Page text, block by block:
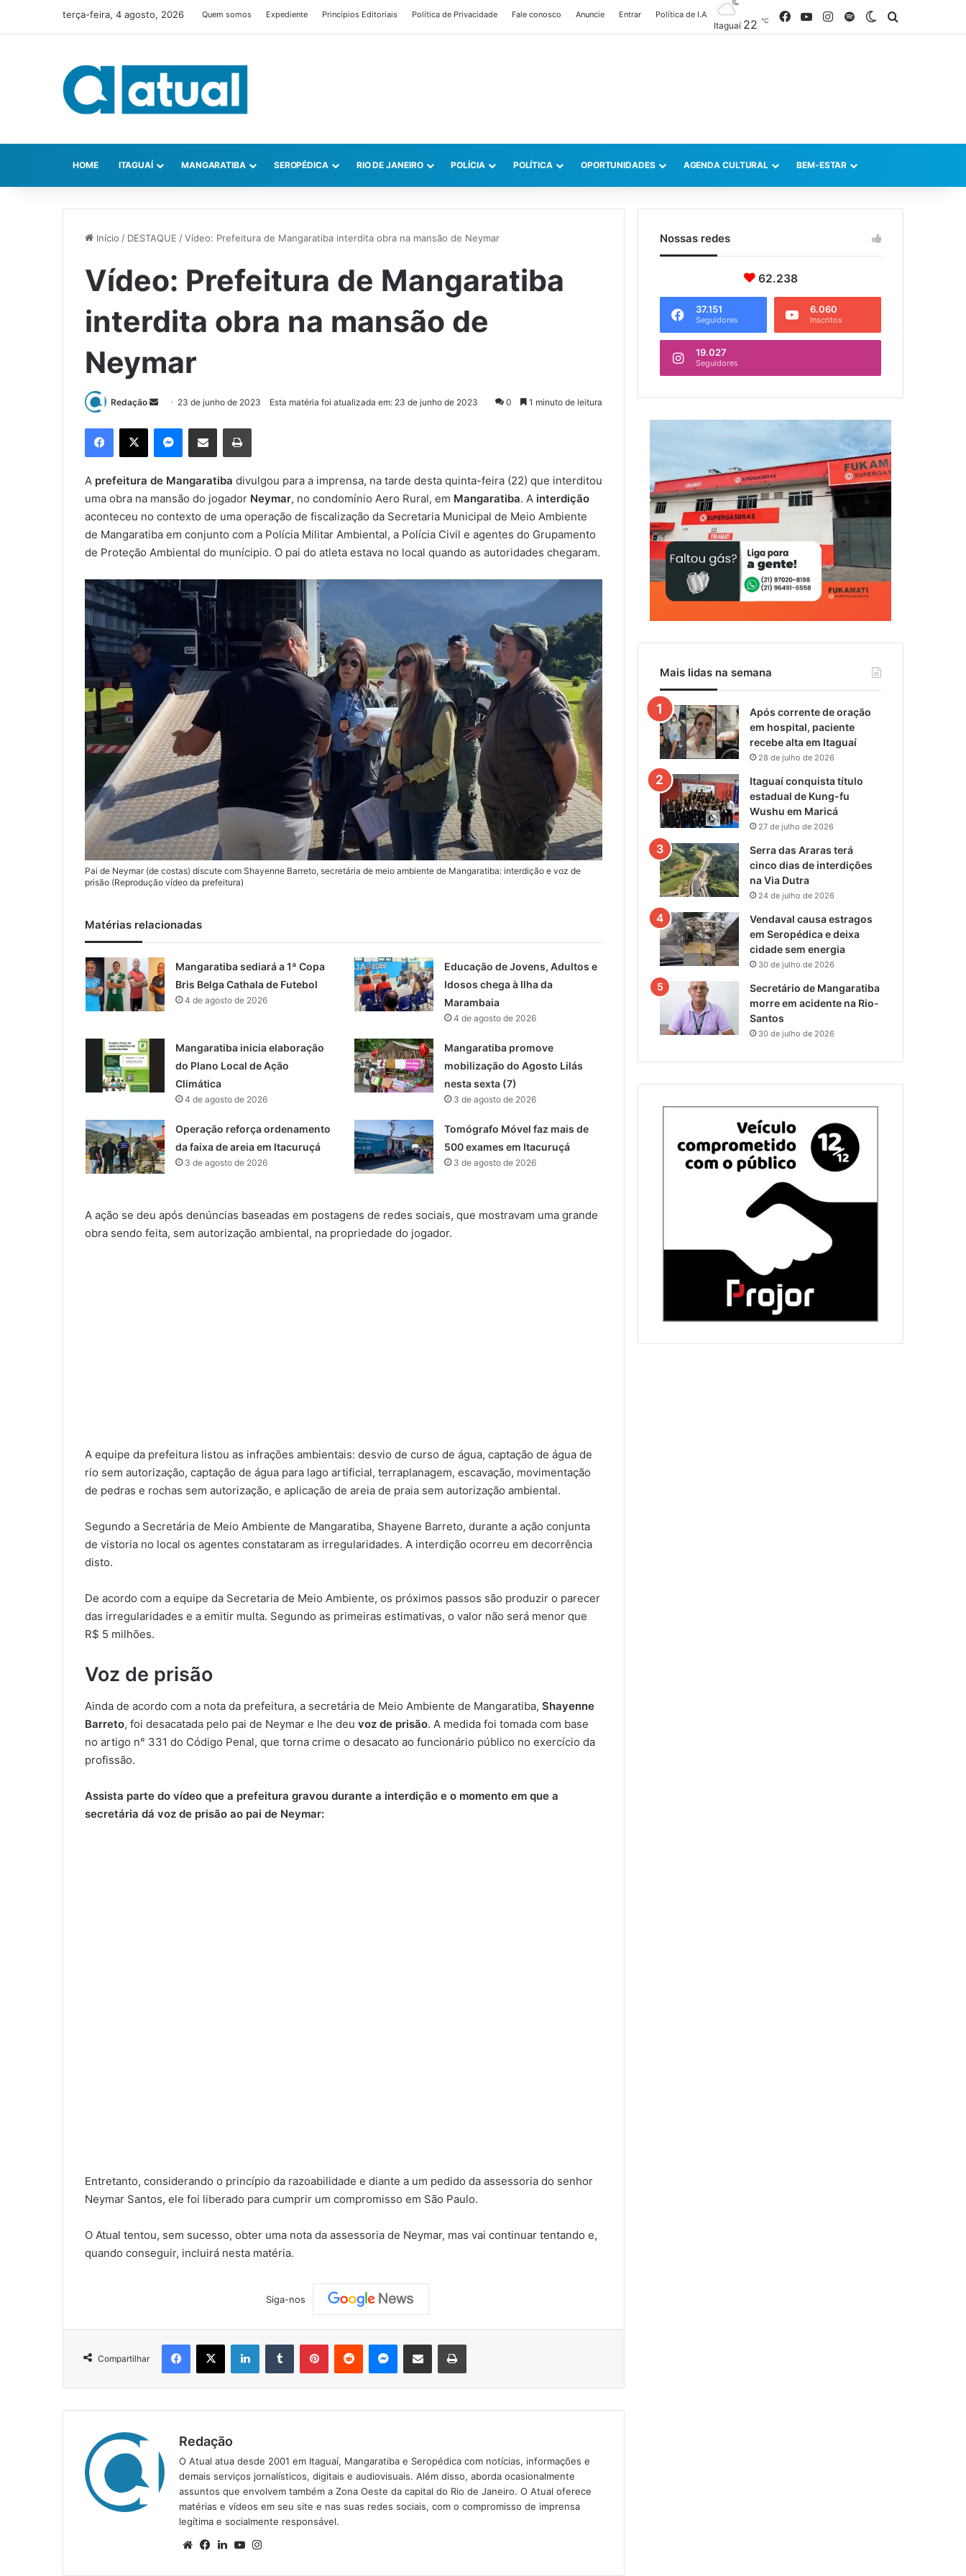
terça-feira, 4 agosto, 2026 Quem somos Expediente Princípios Editoriais Política de Privacidade Fale conosco Anuncie Entrar Política de I.A
Itaguaí 22 ℃ FacebookYouTubeInstagram
SpotifySwitch skin
HOME ITAGUAÍ MANGARATIBA SEROPÉDICA RIO DE JANEIRO POLÍCIA POLÍTICA OPORTUNIDADES AGENDA CULTURAL BEM-ESTAR
Início / DESTAQUE /Vídeo: Prefeitura de Mangaratiba interdita obra na mansão de Neymar
Vídeo: Prefeitura de Mangaratiba
interdita obra na mansão de
Neymar
Redação
u
m
e
-
m
23 de junho de 2023 Esta matéria foi atualizada em: 23 de junho de 2023 0 1 minuto de leitura
A prefeitura de Mangaratiba divulgou para a imprensa, na tarde desta quinta-feira (22) que interditou
uma obra na mansão do jogador Neymar, no condomínio Aero Rural, em Mangaratiba. A interdição
aconteceu no contexto de uma operação de fiscalização da Secretaria Municipal de Meio Ambiente
de Mangaratiba em conjunto com a Polícia Militar Ambiental, a Polícia Civil e agentes do Grupamento
de Proteção Ambiental do munícipio. O pai do atleta estava no local quando as autoridades chegaram.
Pai de Neymar (de costas) discute com Shayenne Barreto, secretária de meio ambiente de Mangaratiba: interdição e voz de
prisão (Reprodução vídeo da prefeitura)
Matérias relacionadas
Mangaratiba sediará a 1ª Copa
Bris Belga Cathala de Futebol
4 de agosto de 2026
Educação de Jovens, Adultos e
Idosos chega à Ilha da
Marambaia
4 de agosto de 2026
Mangaratiba inicia elaboração
do Plano Local de Ação
Climática
4 de agosto de 2026
Mangaratiba promove
mobilização do Agosto Lilás
nesta sexta (7)
3 de agosto de 2026
Operação reforça ordenamento
da faixa de areia em Itacuruçá
3 de agosto de 2026
Tomógrafo Móvel faz mais de
500 exames em Itacuruçá
3 de agosto de 2026
A ação se deu após denúncias baseadas em postagens de redes sociais, que mostravam uma grande
obra sendo feita, sem autorização ambiental, na propriedade do jogador.
A equipe da prefeitura listou as infrações ambientais: desvio de curso de água, captação de água de
rio sem autorização, captação de água para lago artificial, terraplanagem, escavação, movimentação
de pedras e rochas sem autorização, e aplicação de areia de praia sem autorização ambiental.
Segundo a Secretária de Meio Ambiente de Mangaratiba, Shayene Barreto, durante a ação conjunta
de vistoria no local os agentes constataram as irregularidades. A interdição ocorreu em decorrência
disto.
De acordo com a equipe da Secretaria de Meio Ambiente, os próximos passos são produzir o parecer
das irregularidades e a emitir multa. Segundo as primeiras estimativas, o valor não será menor que
R$ 5 milhões.
Voz de prisão
Ainda de acordo com a nota da prefeitura, a secretária de Meio Ambiente de Mangaratiba, Shayenne
Barreto, foi desacatada pelo pai de Neymar e lhe deu voz de prisão. A medida foi tomada com base
no artigo n° 331 do Código Penal, que torna crime o desacato ao funcionário público no exercício da
profissão.
Assista parte do vídeo que a prefeitura gravou durante a interdição e o momento em que a
secretária dá voz de prisão ao pai de Neymar:
Entretanto, considerando o princípio da razoabilidade e diante a um pedido da assessoria do senhor
Neymar Santos, ele foi liberado para cumprir um compromisso em São Paulo.
O Atual tentou, sem sucesso, obter uma nota da assessoria de Neymar, mas vai continuar tentando e,
quando conseguir, incluirá nesta matéria.
Siga-nos
Compartilhar
Redação
O Atual atua desde 2001 em Itaguaí, Mangaratiba e Seropédica com notícias, informações e
demais serviços jornalísticos, digitais e audiovisuais. Além disso, aborda ocasionalmente
assuntos que envolvem também a Zona Oeste da capital do Rio de Janeiro. O Atual oferece
matérias e vídeos em seu site e nas suas redes sociais, com o compromisso de imprensa
legítima e socialmente responsável.
We Fa Lin Yo
Nossas redes
62.238
37.151
Seguidores
6.060
Inscritos
19.027
Seguidores
Mais lidas na semana
Após corrente de oração
em hospital, paciente
recebe alta em Itaguaí
28 de julho de 2026
Itaguaí conquista título
estadual de Kung-fu
Wushu em Maricá
27 de julho de 2026
Serra das Araras terá
cinco dias de interdições
na Via Dutra
24 de julho de 2026
Vendaval causa estragos
em Seropédica e deixa
cidade sem energia
30 de julho de 2026
Secretário de Mangaratiba
morre em acidente na Rio-
Santos
30 de julho de 2026